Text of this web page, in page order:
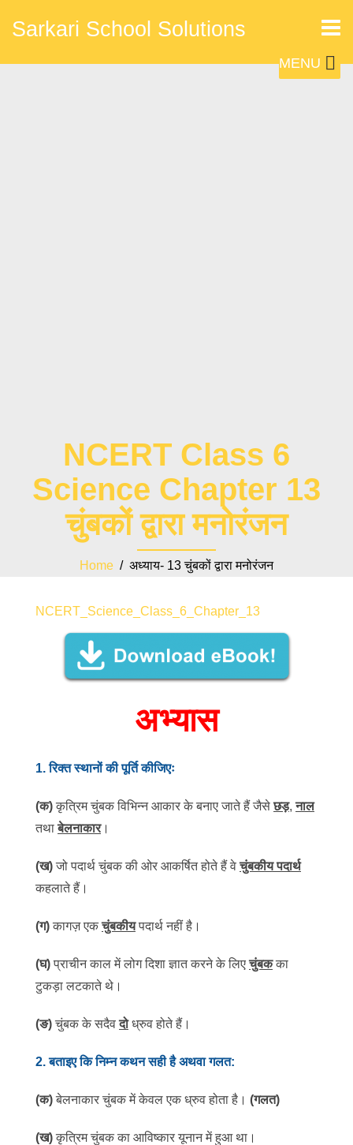
Sarkari School Solutions
MENU
NCERT Class 6
Science Chapter 13
चुंबकों द्वारा मनोरंजन
Home / अध्याय- 13 चुंबकों द्वारा मनोरंजन
NCERT_Science_Class_6_Chapter_13
अभ्यास
1.रिक्त स्थानों की पूर्ति कीजिएः
(क)कृत्रिम चुंबक विभिन्न आकार के बनाए जाते हैं जैसेछड़,नाल
तथाबेलनाकार।
(ख)जो पदार्थ चुंबक की ओर आकर्षित होते हैं वेचुंबकीय पदार्थ
कहलाते हैं।
(ग)कागज़ एकचुंबकीयपदार्थ नहीं है।
(घ)प्राचीन काल में लोग दिशा ज्ञात करने के लिएचुंबकका
टुकड़ा लटकाते थे।
(ङ)चुंबक के सदैवदोध्रुव होते हैं।
2.बताइए कि निम्न कथन सही है अथवा गलत:
(क)बेलनाकार चुंबक में केवल एक ध्रुव होता है। (गलत)
(ख)कृत्रिम चुंबक का आविष्कार यूनान में हुआ था।